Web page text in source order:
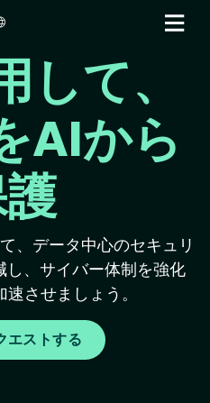
main
contentて、
AIから
、データ中心のセキュリ
し、サイバー体制を強化
させましょう。
エストする